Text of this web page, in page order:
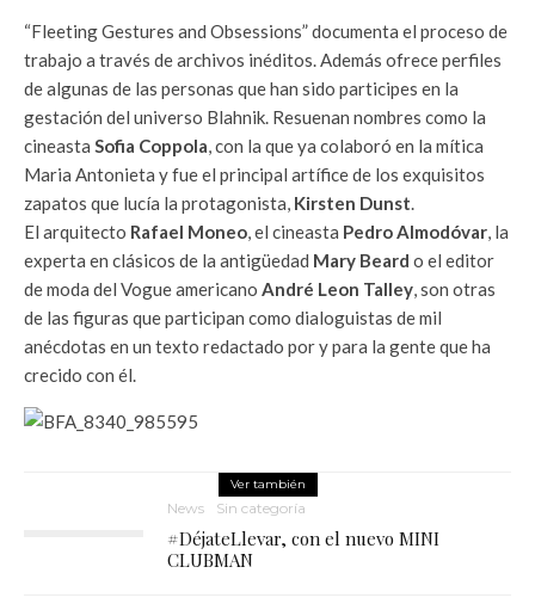
“Fleeting Gestures and Obsessions” documenta el proceso de
trabajo a través de archivos inéditos. Además ofrece perfiles
de algunas de las personas que han sido participes en la
gestación del universo Blahnik. Resuenan nombres como la
cineasta Sofia Coppola, con la que ya colaboró en la mítica
Maria Antonieta y fue el principal artífice de los exquisitos
zapatos que lucía la protagonista, Kirsten Dunst.
El arquitecto Rafael Moneo, el cineasta Pedro Almodóvar, la
experta en clásicos de la antigüedad Mary Beard o el editor
de moda del Vogue americano André Leon Talley, son otras
de las figuras que participan como dialoguistas de mil
anécdotas en un texto redactado por y para la gente que ha
crecido con él.
Ver también
News Sin categoría
#DéjateLlevar, con el nuevo MINI
CLUBMAN